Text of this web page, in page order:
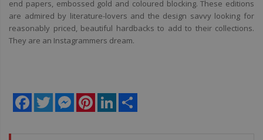
end papers, embossed gold and coloured blocking. These editions
are admired by literature-lovers and the design savvy looking for
reasonably priced, beautiful hardbacks to add to their collections.
They are an Instagrammers dream.
Facebook
Twitter MessengerPinterestLinkedIn